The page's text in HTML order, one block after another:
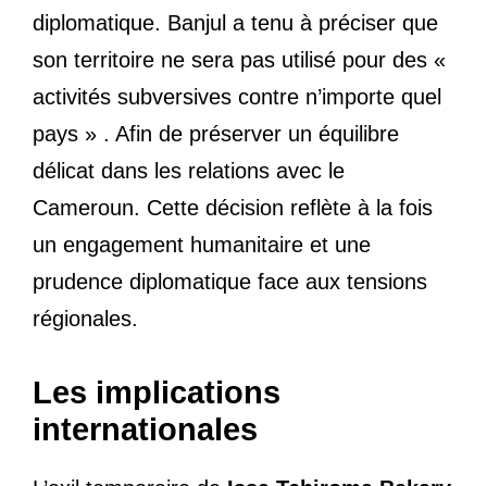
diplomatique. Banjul a tenu à préciser que
son territoire ne sera pas utilisé pour des «
activités subversives contre n’importe quel
pays » . Afin de préserver un équilibre
délicat dans les relations avec le
Cameroun. Cette décision reflète à la fois
un engagement humanitaire et une
prudence diplomatique face aux tensions
régionales.
Les implications
internationales